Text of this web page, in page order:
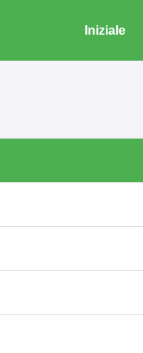
Iniziale